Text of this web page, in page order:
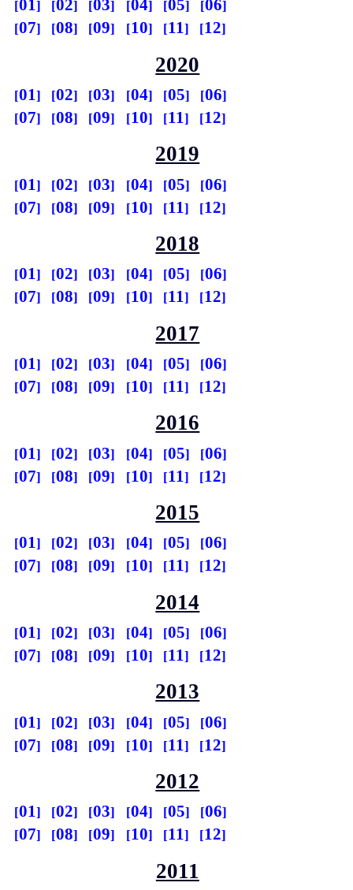
01 02 03 04 05
06
07
08 09 10 11 12
2020
01 02 03 04 05
06
07
08 09 10 11 12
2019
01 02 03 04 05
06
07
08 09 10 11 12
2018
01 02 03 04 05
06
07
08 09 10 11 12
2017
01 02 03 04 05
06
07
08 09 10 11 12
2016
01 02 03 04 05
06
07
08 09 10 11 12
2015
01 02 03 04 05
06
07
08 09 10 11 12
2014
01 02 03 04 05
06
07
08 09 10 11 12
2013
01 02 03 04 05
06
07
08 09 10 11 12
2012
01 02 03 04 05
06
07
08 09 10 11 12
2011